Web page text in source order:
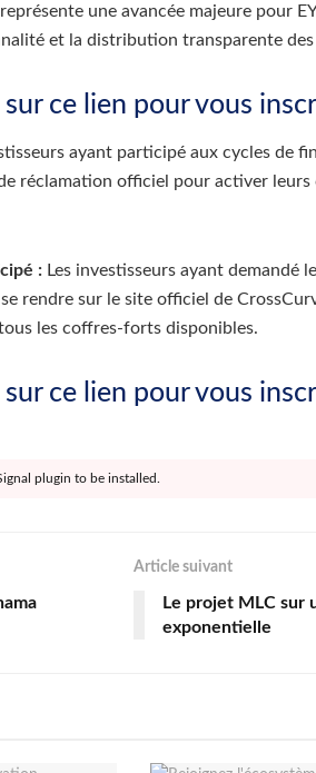
représente une avancée majeure pour
et la distribution transparente des
ce lien pour vous
ayant participé aux cycles de
réclamation officiel pour activer
: Les investisseurs ayant demandé
rendre sur le site officiel de
les coffres-forts disponibles.
ce lien pour vous
plugin to be installed.
Article suivant
Le projet MLC sur
exponentielle